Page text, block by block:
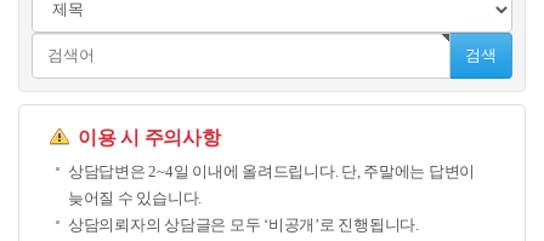
검색
이용 시 주의사항
상담답변은 2~4일 이내에 올려드립니다. 단, 주말에는 답변이
늦어질 수 있습니다.
상담의뢰자의 상담글은 모두 ‘비공개’로 진행됩니다.